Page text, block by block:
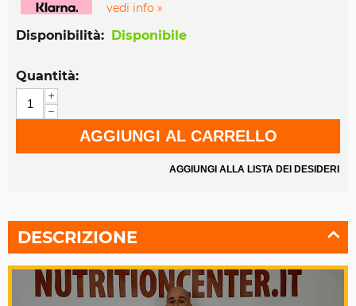
vedi info »
Disponibilità: Disponibile
Quantità:
+
−
AGGIUNGI AL CARRELLO
AGGIUNGI ALLA LISTA DEI DESIDERI
DESCRIZIONE